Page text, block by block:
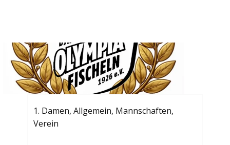
1. Damen, Allgemein, Mannschaften,
Verein